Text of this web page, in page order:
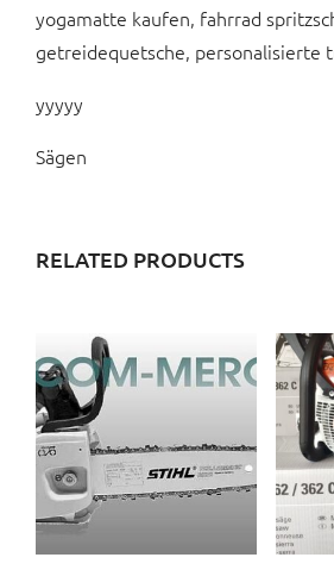
yogamatte kaufen, fahrrad
getreidequetsche, personalisierte
yyyyy
Sägen
RELATED PRODUCTS